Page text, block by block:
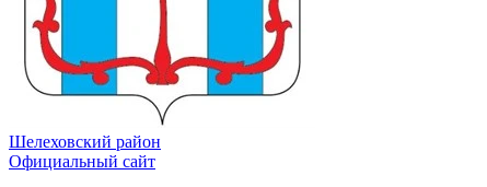
Шелеховский район
Официальный сайт